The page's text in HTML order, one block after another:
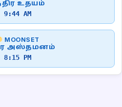
உதயம்
9:44 AM
MOONSET
அஸ்தமனம்
8:15 PM